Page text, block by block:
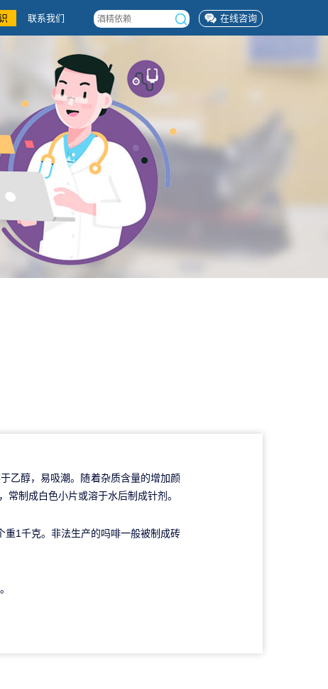
联系我们 在线咨询
乙醇，易吸潮。随着杂质含量的增加颜
制成白色小片或溶于水后制成针剂。
重1千克。非法生产的吗啡一般被制成砖